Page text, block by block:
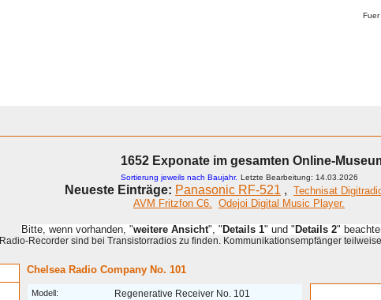
Fuer
1652 Exponate im gesamten Online-
Sortierung jeweils nach Baujahr. Letzte Bearbeitung: 14.03.2026
Neueste Einträge: Panasonic RF-521 , Technisat
AVM Fritzfon C6. Odejoi Digital Music Player.
Bitte, wenn vorhanden, "weitere Ansicht", " Details 1" und " Details 2"
Radio-Recorder sind bei Transistorradios zu finden. Kommunikationsempfänger
Chelsea Radio Company No. 101
Modell: Regenerative Receiver No. 101